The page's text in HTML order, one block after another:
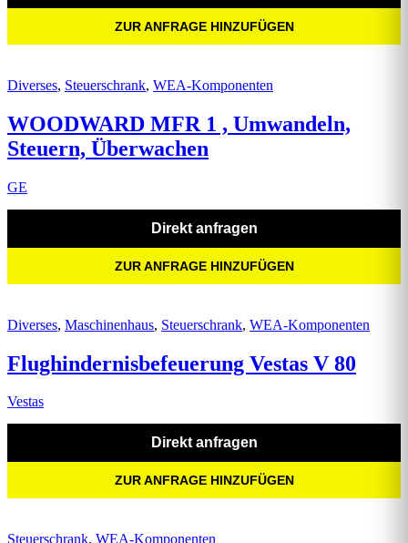
ZUR ANFRAGE HINZUFÜGEN
Diverses, Steuerschrank, WEA-Komponenten
WOODWARD MFR 1 , Umwandeln,
Steuern, Überwachen
GE
Direkt anfragen
ZUR ANFRAGE HINZUFÜGEN
Diverses, Maschinenhaus, Steuerschrank, WEA-Komponenten
Flughindernisbefeuerung Vestas V 80
Vestas
Direkt anfragen
ZUR ANFRAGE HINZUFÜGEN
Steuerschrank, WEA-Komponenten